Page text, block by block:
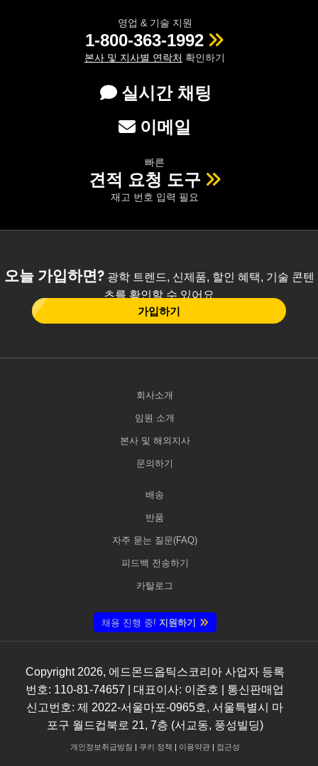
영업 & 기술 지원
1-800-363-1992
본사 및 지사별 연락처 확인하기
실시간 채팅
이메일
빠른
견적 요청 도구
재고 번호 입력 필요
오늘 가입하면?광학 트렌드, 신제품, 할인 혜택, 기술 콘텐
츠를 확인할 수 있어요
가입하기
회사소개
임원 소개
본사 및 해외지사
문의하기
배송
반품
자주 묻는 질문(FAQ)
피드백 전송하기
카탈로그
채용 진행 중! 지원하기
Copyright 2026, 에드몬드옵틱스코리아 사업자 등록
번호: 110-81-74657 | 대표이사: 이준호 | 통신판매업
신고번호: 제 2022-서울마포-0965호, 서울특별시 마
포구 월드컵북로 21, 7층 (서교동, 풍성빌딩)
개인정보취급방침 | 쿠키 정책 | 이용약관| 접근성